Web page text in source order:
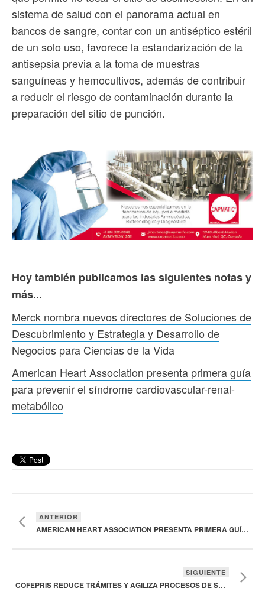
sistema de salud con el panorama actual en
bancos de sangre, contar con un antiséptico estéril
de un solo uso, favorece la estandarización de la
antisepsia previa a la toma de muestras
sanguíneas y hemocultivos, además de contribuir
a reducir el riesgo de contaminación durante la
preparación del sitio de punción.
Hoy también publicamos las siguientes notas y
más...
Merck nombra nuevos directores de Soluciones de
Descubrimiento y Estrategia y Desarrollo de
Negocios para Ciencias de la Vida
American Heart Association presenta primera guía
para prevenir el síndrome cardiovascular-renal-
metabólico
ANTERIOR
AMERICAN HEART ASSOCIATION PRESENTA PRIMERA GUÍA PARA PREVENIR EL SÍNDROME CARDIOVASCULAR-RENAL-METABÓLICO
SIGUIENTE
COFEPRIS REDUCE TRÁMITES Y AGILIZA PROCESOS DE SALUD